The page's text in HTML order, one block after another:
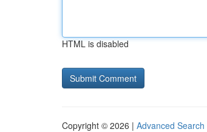
HTML is disabled
Copyright © 2026 | Advanced Search